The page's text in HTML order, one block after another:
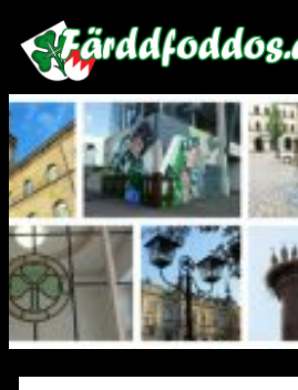
Zum
Inhalt
springen